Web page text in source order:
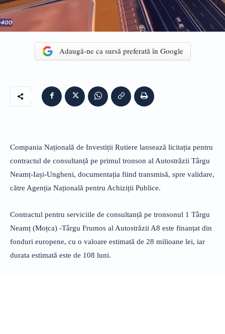
Adaugă-ne ca sursă preferată în Google
Compania Națională de Investiții Rutiere lansează licitația pentru
contractul de consultanță pe primul tronson al Autostrăzii Târgu
Neamț-Iași-Ungheni, documentația fiind transmisă, spre validare,
către Agenția Națională pentru Achiziții Publice.
Contractul pentru serviciile de consultanță pe tronsonul 1 Târgu
Neamț (Moțca) -Târgu Frumos al Autostrăzii A8 este finanțat din
fonduri europene, cu o valoare estimată de 28 milioane lei, iar
durata estimată este de 108 luni.